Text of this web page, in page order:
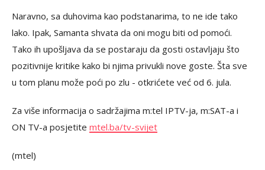
Naravno, sa duhovima kao podstanarima, to ne ide tako
lako. Ipak, Samanta shvata da oni mogu biti od pomoći.
Tako ih upošljava da se postaraju da gosti ostavljaju što
pozitivnije kritike kako bi njima privukli nove goste. Šta sve
u tom planu može poći po zlu - otkrićete već od 6. jula.
Za više informacija o sadržajima m:tel IPTV-ja, m:SAT-a i
ON TV-a posjetite mtel.ba/tv-svijet
(mtel)